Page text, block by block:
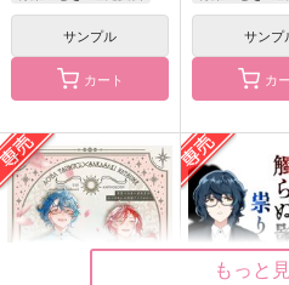
触らぬ影に祟りなし
鮫喰らい
990円（税込）
青葉つむぎ×逆先夏目
ボクのセンパ
イイわけあ
仮釈放
472円（税込）
青葉つむぎ×
サンプル
カート
サンプ
カ
もっと